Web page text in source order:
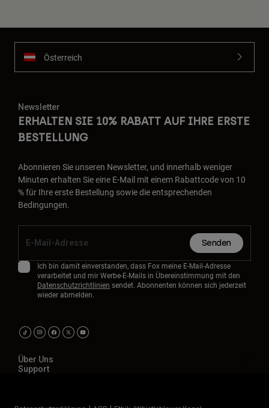
Österreich
Newsletter
ERHALTEN SIE 10% RABATT AUF IHRE ERSTE
BESTELLUNG
Abonnieren Sie unseren Newsletter, und innerhalb weniger
Minuten erhalten Sie eine E-Mail mit einem Rabattcode von 10
% für Ihre erste Bestellung sowie die entsprechenden
Bedingungen.
Senden
Ich bin damit einverstanden, dass Fox meine E-Mail-Adresse
verarbeitet und mir Werbe-E-Mails in Übereinstimmung mit den
Datenschutzrichtlinien sendet. Abonnenten können sich jederzeit
wieder abmelden.
Über Uns
Support